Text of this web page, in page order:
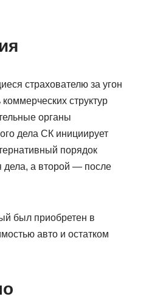
страхователю за угон
структур
органы
дела СК инициирует
порядок
дела, а второй — после
был приобретен в
авто и остатком